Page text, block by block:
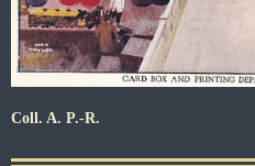
Coll. A. P.-R.